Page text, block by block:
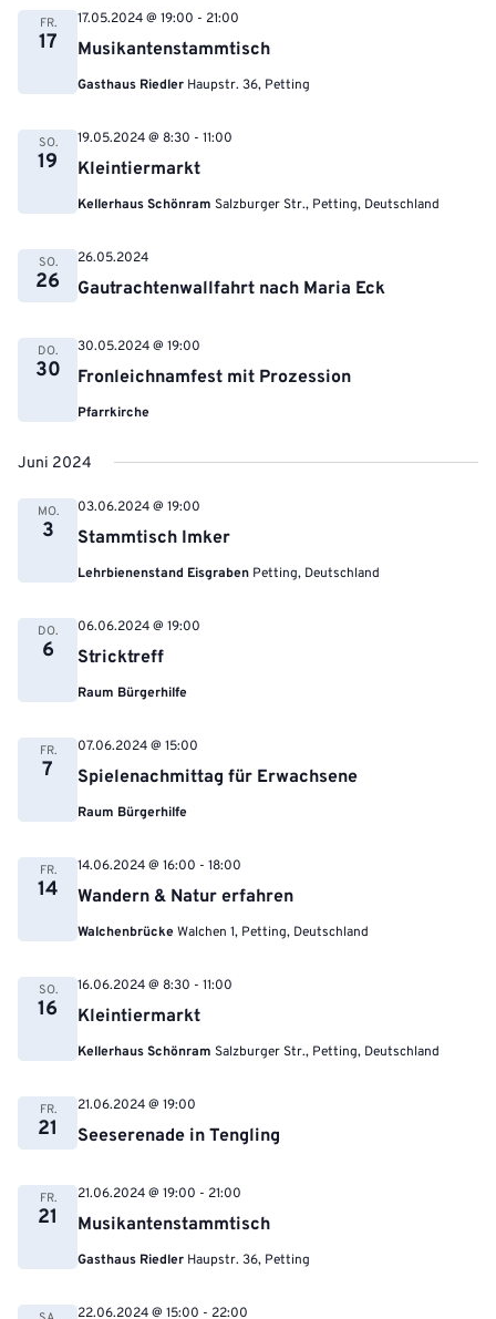
FR.
17 Musikantenstammtisch
17.05.2024 @ 19:00 - 21:00
Gasthaus Riedler Haupstr. 36, Petting
SO.
19 Kleintiermarkt
19.05.2024 @ 8:30 - 11:00
Kellerhaus Schönram Salzburger Str., Petting, Deutschland
SO.
26 Gautrachtenwallfahrt nach Maria Eck
26.05.2024
DO.
30 Fronleichnamfest mit Prozession
30.05.2024 @ 19:00
Pfarrkirche
Juni 2024
MO.
3 Stammtisch Imker
03.06.2024 @ 19:00
Lehrbienenstand Eisgraben Petting, Deutschland
DO.
6 Stricktreff
06.06.2024 @ 19:00
Raum Bürgerhilfe
FR.
7 Spielenachmittag für Erwachsene
07.06.2024 @ 15:00
Raum Bürgerhilfe
FR.
14 Wandern & Natur erfahren
14.06.2024 @ 16:00 - 18:00
WalchenbrückeWalchen 1, Petting, Deutschland
SO.
16 Kleintiermarkt
16.06.2024 @ 8:30 - 11:00
Kellerhaus Schönram Salzburger Str., Petting, Deutschland
FR.
21 Seeserenade in Tengling
21.06.2024 @ 19:00
FR.
21 Musikantenstammtisch
21.06.2024 @ 19:00 - 21:00
Gasthaus Riedler Haupstr. 36, Petting
22.06.2024 @ 15:00 - 22:00